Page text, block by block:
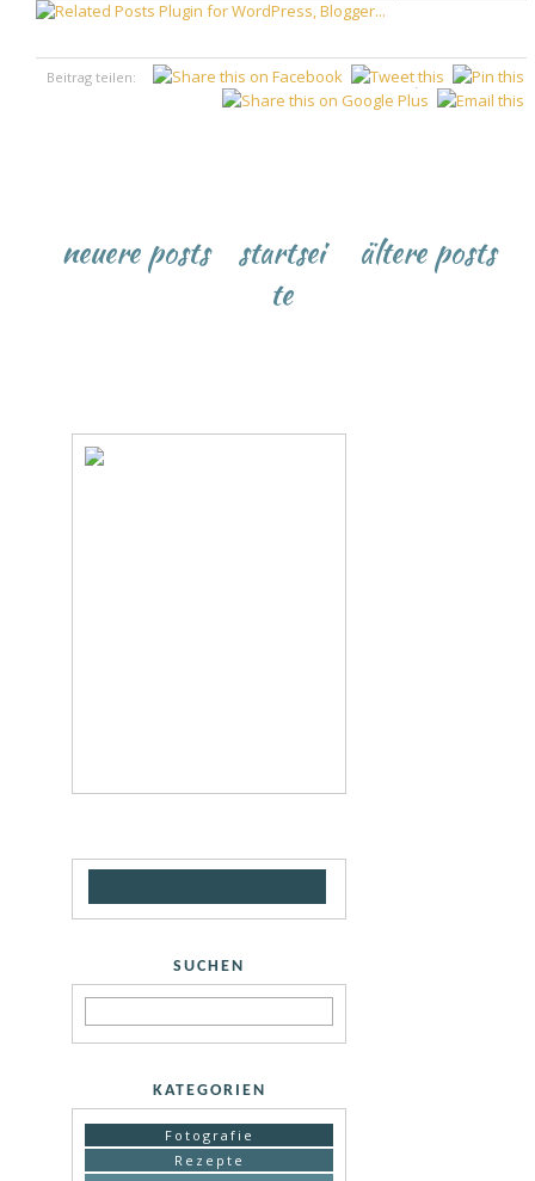
♥
Beitrag teilen:
neuere posts ältere posts
startsei
te
SUCHEN
KATEGORIEN
Fotografie
Rezepte